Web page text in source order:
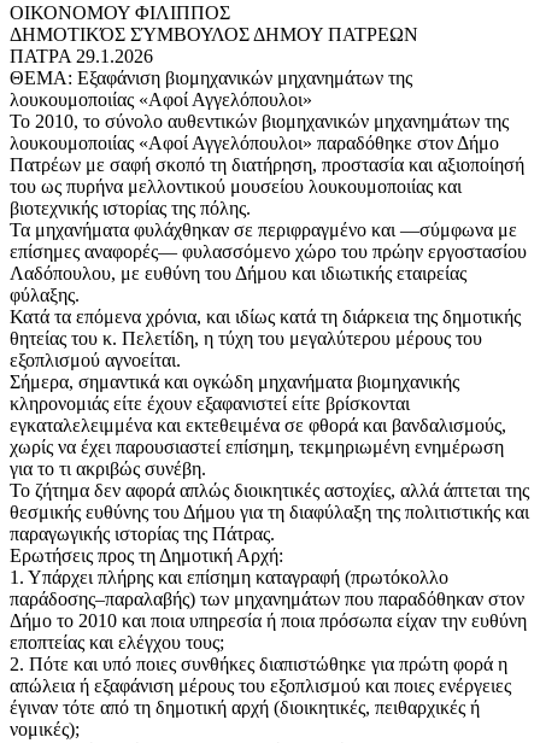
ΟΙΚΟΝΟΜΟΥ ΦΙΛΙΠΠΟΣ
ΔΗΜΟΤΙΚΌΣ ΣΎΜΒΟΥΛΟΣ ΔΗΜΟΥ ΠΑΤΡΕΩΝ
ΠΑΤΡΑ 29.1.2026
ΘΕΜΑ: Εξαφάνιση βιομηχανικών μηχανημάτων της
λουκουμοποιίας «Αφοί Αγγελόπουλοι»
Το 2010, το σύνολο αυθεντικών βιομηχανικών μηχανημάτων της
λουκουμοποιίας «Αφοί Αγγελόπουλοι» παραδόθηκε στον Δήμο
Πατρέων με σαφή σκοπό τη διατήρηση, προστασία και αξιοποίησή
του ως πυρήνα μελλοντικού μουσείου λουκουμοποιίας και
βιοτεχνικής ιστορίας της πόλης.
Τα μηχανήματα φυλάχθηκαν σε περιφραγμένο και —σύμφωνα με
επίσημες αναφορές— φυλασσόμενο χώρο του πρώην εργοστασίου
Λαδόπουλου, με ευθύνη του Δήμου και ιδιωτικής εταιρείας
φύλαξης.
Κατά τα επόμενα χρόνια, και ιδίως κατά τη διάρκεια της δημοτικής
θητείας του κ. Πελετίδη, η τύχη του μεγαλύτερου μέρους του
εξοπλισμού αγνοείται.
Σήμερα, σημαντικά και ογκώδη μηχανήματα βιομηχανικής
κληρονομιάς είτε έχουν εξαφανιστεί είτε βρίσκονται
εγκαταλελειμμένα και εκτεθειμένα σε φθορά και βανδαλισμούς,
χωρίς να έχει παρουσιαστεί επίσημη, τεκμηριωμένη ενημέρωση
για το τι ακριβώς συνέβη.
Το ζήτημα δεν αφορά απλώς διοικητικές αστοχίες, αλλά άπτεται της
θεσμικής ευθύνης του Δήμου για τη διαφύλαξη της πολιτιστικής και
παραγωγικής ιστορίας της Πάτρας.
Ερωτήσεις προς τη Δημοτική Αρχή:
1. Υπάρχει πλήρης και επίσημη καταγραφή (πρωτόκολλο
παράδοσης–παραλαβής) των μηχανημάτων που παραδόθηκαν στον
Δήμο το 2010 και ποια υπηρεσία ή ποια πρόσωπα είχαν την ευθύνη
εποπτείας και ελέγχου τους;
2. Πότε και υπό ποιες συνθήκες διαπιστώθηκε για πρώτη φορά η
απώλεια ή εξαφάνιση μέρους του εξοπλισμού και ποιες ενέργειες
έγιναν τότε από τη δημοτική αρχή (διοικητικές, πειθαρχικές ή
νομικές);